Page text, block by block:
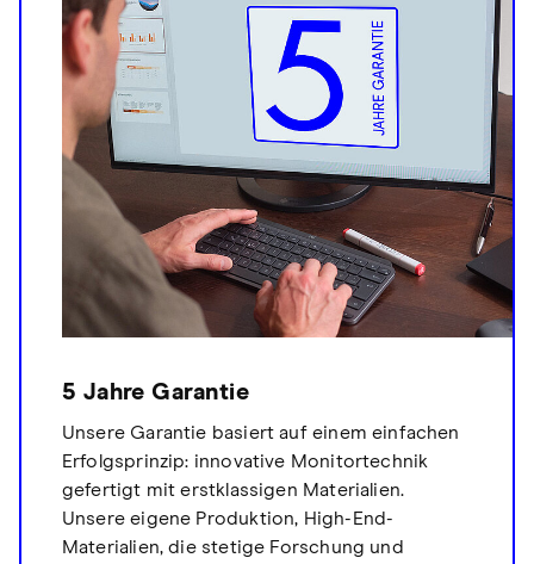
5 Jahre Garantie
Unsere Garantie basiert auf einem einfachen
Erfolgsprinzip: innovative Monitortechnik
gefertigt mit erstklassigen Materialien.
Unsere eigene Produktion, High-End-
Materialien, die stetige Forschung und